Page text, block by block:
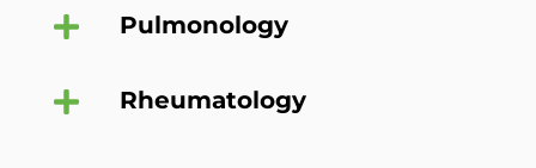
Pulmonology
Rheumatology